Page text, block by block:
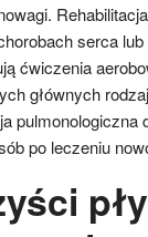
serca
ćwiczenia
głównych
po leczeniu